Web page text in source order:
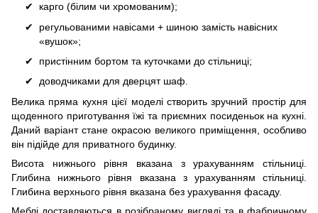
карго (білим чи хромованим);
регульованими навісами + шиною замість навісних
«вушок»;
пристінним бортом та куточками до стільниці;
доводчиками для дверцят шаф.
Велика пряма кухня цієї моделі створить зручний простір для
щоденного приготування їжі та приємних посиденьок на кухні.
Даний варіант стане окрасою великого приміщення, особливо
він підійде для приватного будинку.
Висота нижнього рівня вказана з урахуванням стільниці.
Глибина нижнього рівня вказана з урахуванням стільниці.
Глибина верхнього рівня вказана без урахування фасаду.
Меблі доставляються в розібраному вигляді та в фабричному